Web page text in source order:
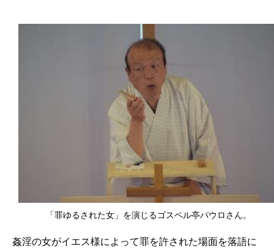
「罪ゆるされた女」を演じるゴスペル亭パウロさん。
姦淫の女がイエス様によって罪を許された場面を落語に